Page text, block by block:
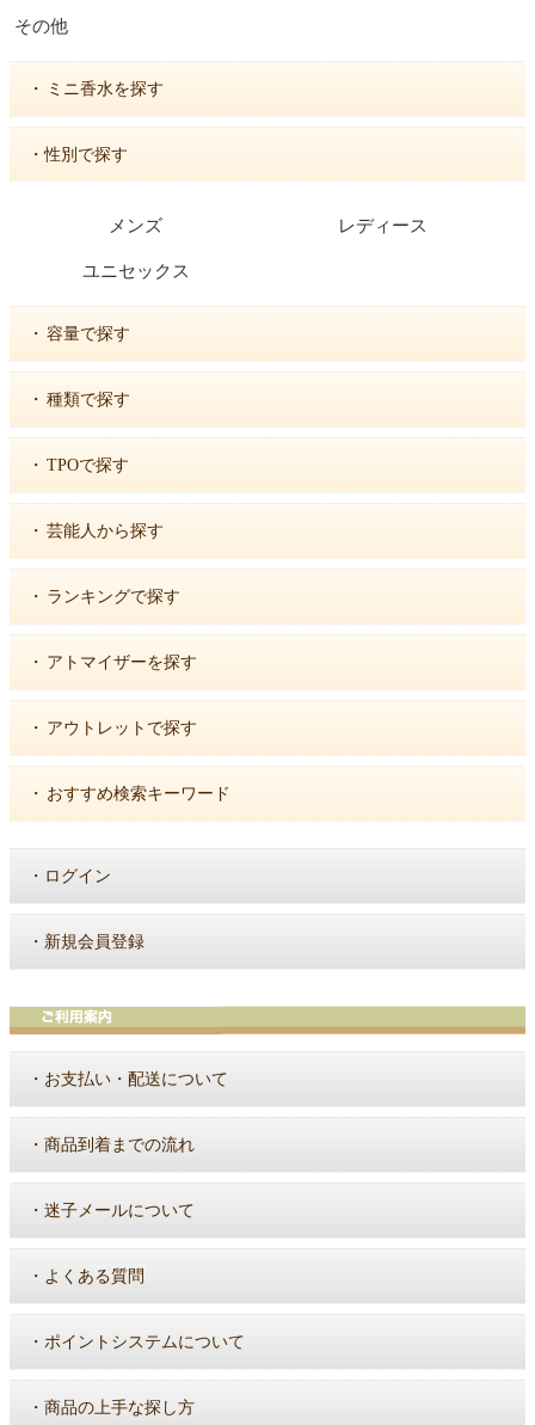
その他
・ ミニ香水を探す
・性別で探す
メンズ レディース
ユニセックス
・ 容量で探す
・ 種類で探す
・ TPOで探す
・ 芸能人から探す
・ ランキングで探す
・ アトマイザーを探す
・ アウトレットで探す
・ おすすめ検索キーワード
・ ログイン
・ 新規会員登録
・ お支払い・配送について
・ 商品到着までの流れ
・ 迷子メールについて
・ よくある質問
・ ポイントシステムについて
・ 商品の上手な探し方